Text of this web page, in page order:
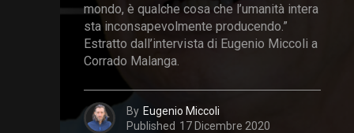
mondo, è qualche cosa che l’umanità intera
sta inconsapevolmente producendo.”
Estratto dall’intervista di Eugenio Miccoli a
Corrado Malanga.
By Eugenio Miccoli
Published 17 Dicembre 2020